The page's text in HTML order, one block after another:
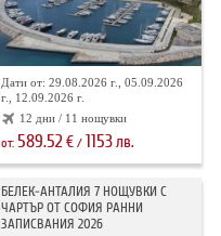
Дати от: 29.08.2026 г., 05.09.2026
г., 12.09.2026 г.
12 дни / 11 нощувки
от:589.52€ / 1153лв.
БЕЛЕК-АНТАЛИЯ 7 НОЩУВКИ С
ЧАРТЪР ОТ СОФИЯ РАННИ
ЗАПИСВАНИЯ 2026